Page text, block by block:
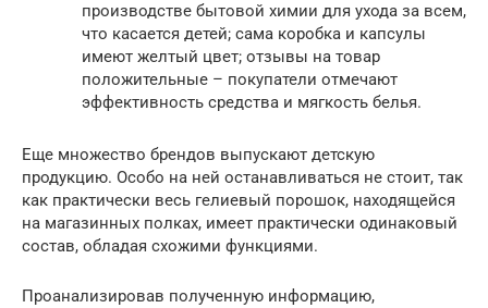
производстве бытовой химии для ухода за всем,
что касается детей; сама коробка и капсулы
имеют желтый цвет; отзывы на товар
положительные – покупатели отмечают
эффективность средства и мягкость белья.
Еще множество брендов выпускают детскую
продукцию. Особо на ней останавливаться не стоит, так
как практически весь гелиевый порошок, находящейся
на магазинных полках, имеет практически одинаковый
состав, обладая схожими функциями.
Проанализировав полученную информацию,